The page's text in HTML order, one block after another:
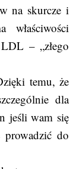
na skurcze i
– „złego
temu, że
dla
jeśli wam się
prowadzić do